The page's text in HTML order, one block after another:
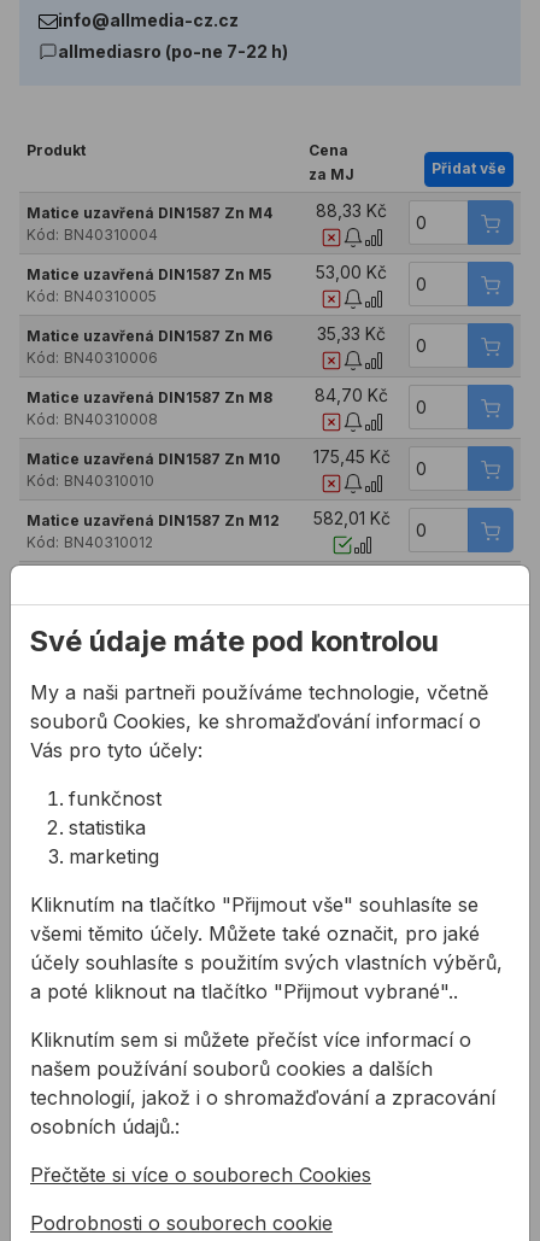
info@allmedia-cz.cz
allmediasro (po-ne 7-22 h)
Produkt
Cena
za MJ
Přidat vše
Matice uzavřená DIN1587 Zn M4
Kód: BN40310004
88,33 Kč
Matice uzavřená DIN1587 Zn M5
Kód: BN40310005
53,00 Kč
Matice uzavřená DIN1587 Zn M6
Kód: BN40310006
35,33 Kč
Matice uzavřená DIN1587 Zn M8
Kód: BN40310008
84,70 Kč
Matice uzavřená DIN1587 Zn M10
Kód: BN40310010
175,45 Kč
Matice uzavřená DIN1587 Zn M12
Kód: BN40310012
582,01 Kč
Kód: BN40310014
Matice uzavřená DIN1587 Zn M16
745,36 Kč
Matice uzavřená DIN1587 Zn M18
Kód: BN40310018
432,51 Kč
Matice uzavřená DIN1587 Zn M20
Kód:
BN40310020
Matice uzavřená DIN1587 Zn M24
Kód:
BN40310024
Související články
Už víte jakou šroub
použít, ale potřebujete
Své údaje máte pod kontrolou
My a naši partneři používáme technologie, včetně
souborů Cookies, ke shromažďování informací o
Vás pro tyto účely:
funkčnost
statistika
marketing
Kliknutím na tlačítko "Přijmout vše" souhlasíte se
všemi těmito účely. Můžete také označit, pro jaké
účely souhlasíte s použitím svých vlastních výběrů,
a poté kliknout na tlačítko "Přijmout vybrané"..
Kliknutím sem si můžete přečíst více informací o
našem používání souborů cookies a dalších
technologií, jakož i o shromažďování a zpracování
osobních údajů.:
Přečtěte si více o souborech Cookies
Podrobnosti o souborech cookie